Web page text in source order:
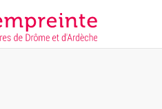
[doc] => bpt6k9760895d )
want the default styling